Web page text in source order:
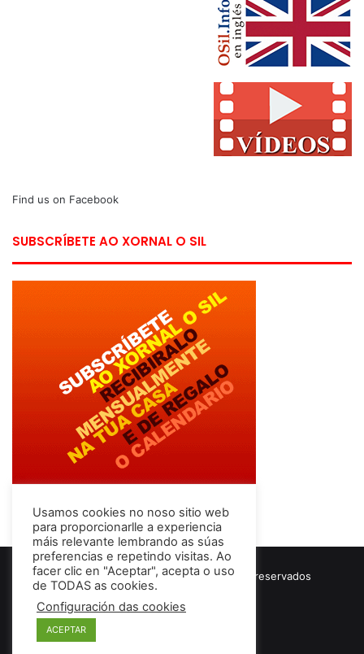
Find us on Facebook
SUBSCRÍBETE AO XORNAL O SIL
© Copyright 2026, Todos los derechos reservados
Términos & Condiciones
Usamos cookies no noso sitio web
para proporcionarlle a experiencia
máis relevante lembrando as súas
preferencias e repetindo visitas. Ao
facer clic en "Aceptar", acepta o uso
de TODAS as cookies.
Configuración das cookies
ACEPTAR